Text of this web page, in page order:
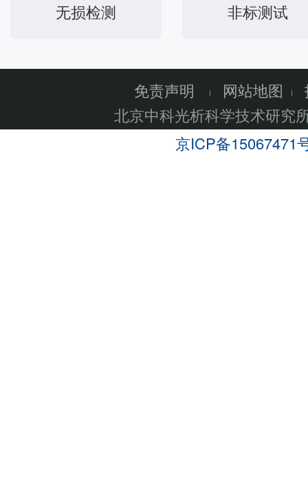
无损检测 非标测试
免责声明 网站地图
北京中科光析科学技术研究
京ICP备15067471